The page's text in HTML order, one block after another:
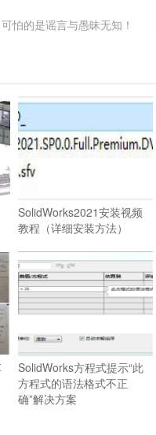
怕的是谣言与愚昧无知！
SolidWorks2021安装视频
教程（详细安装方法）
SolidWorks方程式提示“此
方程式的语法格式不正
确”解决方案